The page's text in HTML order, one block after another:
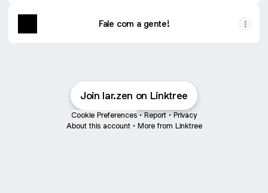
Fale com a gente!
Join lar.zen on Linktree
Cookie Preferences • Report • Privacy
About this account • More from Linktree